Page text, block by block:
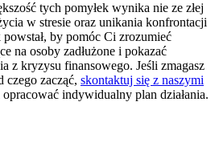
tych pomyłek wynika nie ze złej
w stresie oraz unikania konfrontacji
by pomóc Ci zrozumieć
na osoby zadłużone i pokazać
z kryzysu finansowego. Jeśli zmagasz
czego zacząć, skontaktuj się z naszymi
indywidualny plan działania.